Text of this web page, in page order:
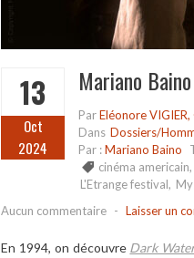
13
Oct
2024
Mariano
ParEléonore
Dans Dossiers/
Par :Mariano Baino
cinéma americain,
L'Etrange festival,
Aucun commentaire - Laisser un
En 1994, on découvre Dark